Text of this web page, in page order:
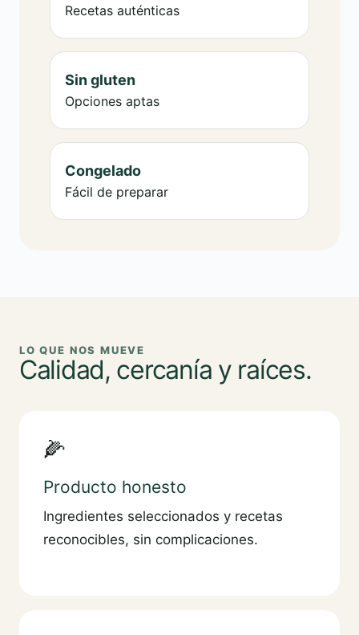
Recetas auténticas
Sin gluten
Opciones aptas
Congelado
Fácil de preparar
LO QUE NOS MUEVE
Calidad, cercanía y raíces.
🌽
Producto honesto
Ingredientes seleccionados y recetas
reconocibles, sin complicaciones.